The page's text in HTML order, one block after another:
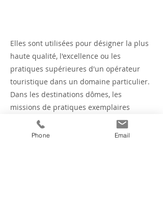
Elles sont utilisées pour désigner la plus
haute qualité, l'excellence ou les
pratiques supérieures d'un opérateur
touristique dans un domaine particulier.
Dans les destinations dômes, les
missions de pratiques exemplaires
offrent aux opérateurs locaux la
possibilité de visiter une autre
Phone Email